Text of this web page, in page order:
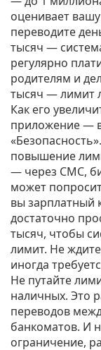
оценивает
переводите
тысяч —
регулярно
родителям и
тысяч — лимит
Как его
приложение —
повышение
— через СМС,
может
вы зарплатный
достаточно
тысяч, чтобы
лимит. Не
иногда
Не путайте
наличных. Это
переводов
банкоматов. И
ограничение,